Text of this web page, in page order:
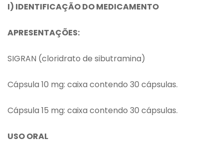
I) IDENTIFICAÇÃO DO MEDICAMENTO
APRESENTAÇÕES:
SIGRAN (cloridrato de sibutramina)
Cápsula 10 mg: caixa contendo 30 cápsulas.
Cápsula 15 mg: caixa contendo 30 cápsulas.
USO ORAL